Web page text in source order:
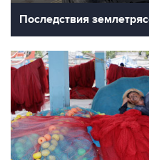
Последствия